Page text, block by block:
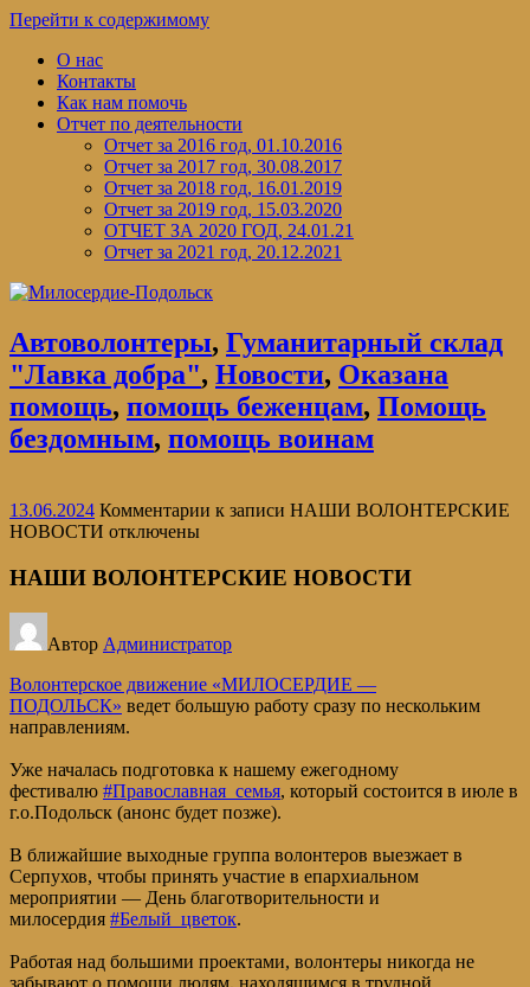
Перейти к содержимому
О нас
Контакты
Как нам помочь
Отчет по деятельности
Отчет за 2016 год, 01.10.2016
Отчет за 2017 год, 30.08.2017
Отчет за 2018 год, 16.01.2019
Отчет за 2019 год, 15.03.2020
ОТЧЕТ ЗА 2020 ГОД, 24.01.21
Отчет за 2021 год, 20.12.2021
Автоволонтеры, Гуманитарный склад
"Лавка добра", Новости, Оказана
помощь, помощь беженцам, Помощь
бездомным, помощь воинам
13.06.2024 Комментарии к записи НАШИ ВОЛОНТЕРСКИЕ
НОВОСТИ отключены
НАШИ ВОЛОНТЕРСКИЕ НОВОСТИ
Автор Администратор
Волонтерское движение «МИЛОСЕРДИЕ —
ПОДОЛЬСК» ведет большую работу сразу по нескольким
направлениям.
Уже началась подготовка к нашему ежегодному
фестивалю #Православная_семья, который состоится в июле в
г.о.Подольск (анонс будет позже).
В ближайшие выходные группа волонтеров выезжает в
Серпухов, чтобы принять участие в епархиальном
мероприятии — День благотворительности и
милосердия #Белый_цветок.
Работая над большими проектами, волонтеры никогда не